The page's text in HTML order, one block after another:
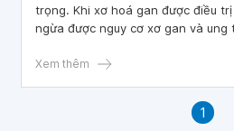
trọng. Khi xơ hoá gan được điều
ngừa được nguy cơ xơ gan và ung
Xem thêm
1